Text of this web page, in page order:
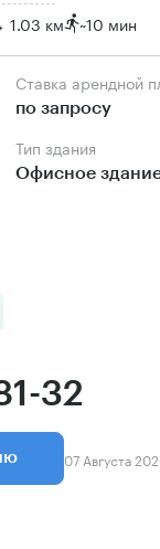
1.03 км ~10 мин
Ставка арендной
по запросу
Тип здания
Офисное
32
07 Августа